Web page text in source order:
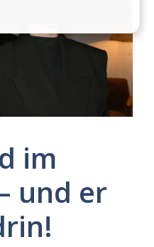
im
und er